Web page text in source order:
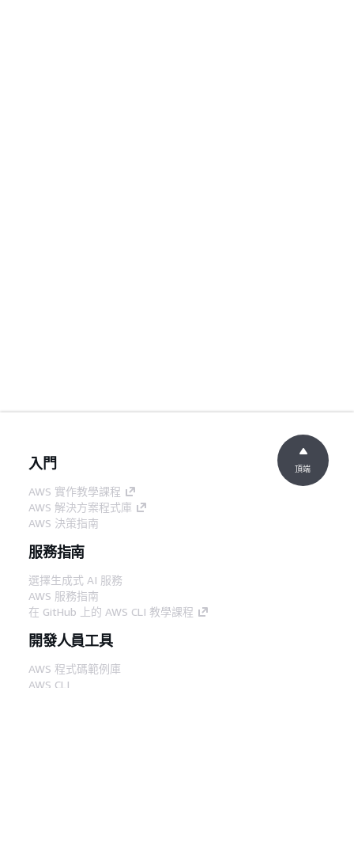
入門
AWS 實作教學課程
AWS 解決方案程式庫
AWS 決策指南
服務指南
選擇生成式 AI 服務
AWS 服務指南
在 GitHub 上的 AWS CLI 教學課程
開發人員工具
AWS 程式碼範例庫
AWS CLI
頂端